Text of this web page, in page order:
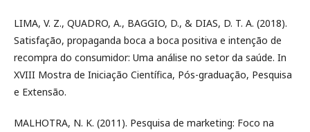
LIMA, V. Z., QUADRO, A., BAGGIO, D., & DIAS, D. T. A. (2018).
Satisfação, propaganda boca a boca positiva e intenção de
recompra do consumidor: Uma análise no setor da saúde. In
XVIII Mostra de Iniciação Científica, Pós-graduação, Pesquisa
e Extensão.
MALHOTRA, N. K. (2011). Pesquisa de marketing: Foco na